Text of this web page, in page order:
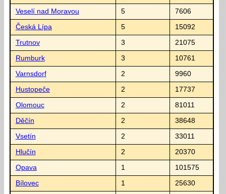
Veselí nad Moravou 5 7606
Česká Lípa 5 15092
Trutnov 3 21075
Rumburk 3 10761
Varnsdorf 2 9960
Hustopeče 2 17737
Olomouc 2 81011
Děčín 2 38648
Vsetín 2 33011
Hlučín 2 20370
Opava 1 101575
Bílovec 1 25630